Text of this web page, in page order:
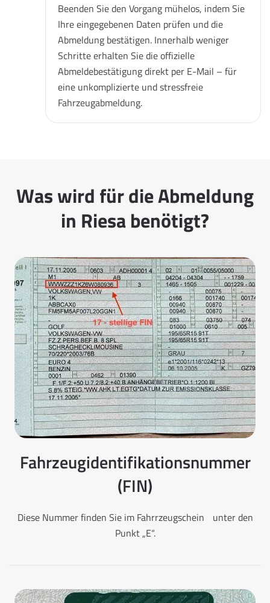
Beenden Sie den Vorgang mühelos, indem Sie
Ihre eingegebenen Daten prüfen und die
Abmeldung bestätigen. Innerhalb weniger
Schritte erhalten Sie die offizielle
Abmeldebestätigung direkt per E-Mail – für
eine unkomplizierte und stressfreie
Fahrzeugabmeldung.
Was wird für die Abmeldung
in Riesa benötigt?
Fahrzeugidentifikationsnummer
(FIN)
Diese Nummer finden Sie im Fahrrzeugschein unter den
Punkt „E“.